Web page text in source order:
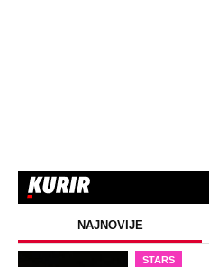
NAJNOVIJE
STARS